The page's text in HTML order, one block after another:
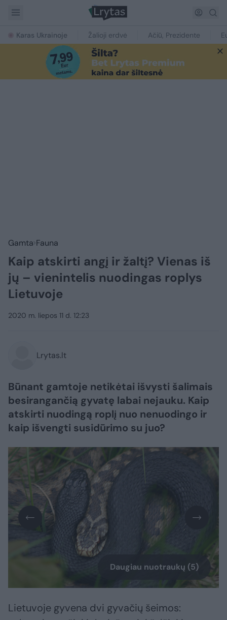
Karas Ukrainoje Žalioji erdvė Ačiū, Prezidente
Gamta Fauna
Kaip atskirti angį ir žaltį? Vienas iš
jų – vienintelis nuodingas roplys
Lietuvoje
2020 m. liepos 11 d. 12:23
Lrytas.lt
Būnant gamtoje netikėtai išvysti šalimais
besirangančią gyvatę labai nejauku. Kaip
atskirti nuodingą roplį nuo nenuodingo ir
kaip išvengti susidūrimo su juo?
Daugiau nuotraukų (5)
Lietuvoje gyvena dvi gyvačių šeimos: